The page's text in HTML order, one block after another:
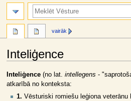
Inteliģence
Jump
to
navigation
Jump
to
search
Inteliģence(no lat. intellegens -
atkarībā no konteksta:
1. Vēsturiski romiešu leģiona
vairāk
meklēt